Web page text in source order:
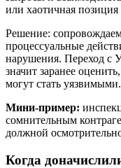
или хаотичная
Решение:
процессуальные
нарушения. Переход
значит заранее
могут стать уязвимыми.
Мини-пример:
сомнительным
должной
Когда